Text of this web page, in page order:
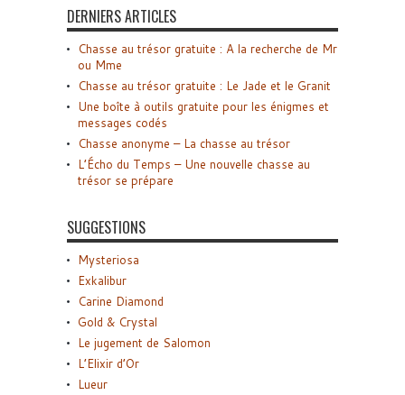
DERNIERS ARTICLES
Chasse au trésor gratuite : A la recherche de Mr
ou Mme
Chasse au trésor gratuite : Le Jade et le Granit
Une boîte à outils gratuite pour les énigmes et
messages codés
Chasse anonyme – La chasse au trésor
L’Écho du Temps – Une nouvelle chasse au
trésor se prépare
SUGGESTIONS
Mysteriosa
Exkalibur
Carine Diamond
Gold & Crystal
Le jugement de Salomon
L’Elixir d’Or
Lueur